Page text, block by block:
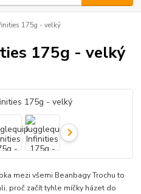
175g - velký
175g - velký
mezi všemi Beanbagy Trochu to
proč začít tyhle míčky házet do